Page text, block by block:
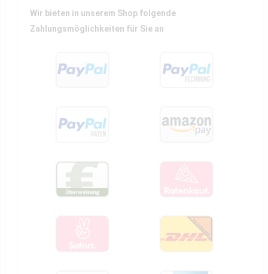
Wir bieten in unserem Shop folgende
Zahlungsmöglichkeiten für Sie an